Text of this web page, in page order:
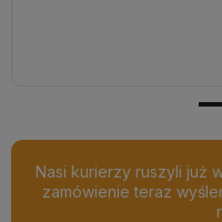
Nasi kurierzy ruszyli już
zamówienie teraz